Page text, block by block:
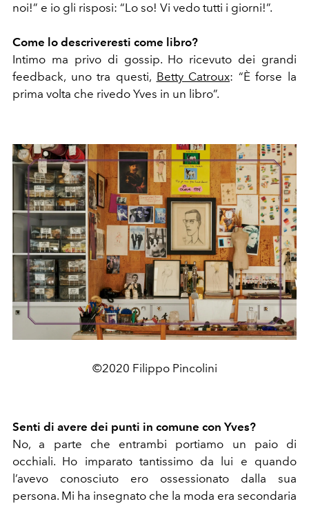
noi!” e io gli risposi: “Lo so! Vi vedo tutti i giorni!”.
Come lo descriveresti come libro?
Intimo ma privo di gossip. Ho ricevuto dei grandi
feedback, uno tra questi, Betty Catroux: “È forse la
prima volta che rivedo Yves in un libro”.
©2020 Filippo Pincolini
Senti di avere dei punti in comune con Yves?
No, a parte che entrambi portiamo un paio di
occhiali. Ho imparato tantissimo da lui e quando
l’avevo conosciuto ero ossessionato dalla sua
persona. Mi ha insegnato che la moda era secondaria